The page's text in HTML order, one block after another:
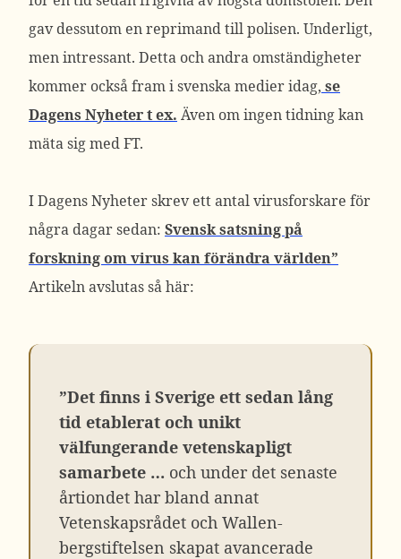
gav dessutom en reprimand till polisen. Underligt,
men intressant. Detta och andra omständigheter
kommer också fram i svenska medier idag, se
Dagens Nyheter t ex. Även om ingen tidning kan
mäta sig med FT.
I Dagens Nyheter skrev ett antal virusforskare för
några dagar sedan: Svensk satsning på
forskning om virus kan förändra världen”
Artikeln avslutas så här:
”Det finns i Sverige ett sedan lång
tid etablerat och unikt
välfungerande vetenskapligt
samarbete … och under det senaste
årtiondet har bland annat
Vetenskapsrådet och Wallen­
bergstiftelsen skapat avancerade